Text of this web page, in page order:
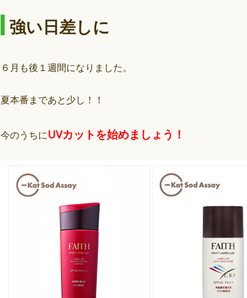
強い日差しに
６月も後１週間になりました。
夏本番まであと少し！！
今のうちにUVカットを始めましょう！